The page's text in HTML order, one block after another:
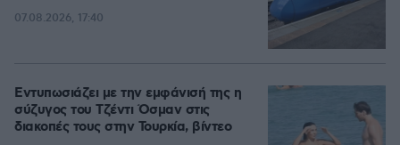
07.08.2026, 17:40
Εντυπωσιάζει με την εμφάνισή της η
σύζυγος του Τζέντι Όσμαν στις
διακοπές τους στην Τουρκία, βίντεο